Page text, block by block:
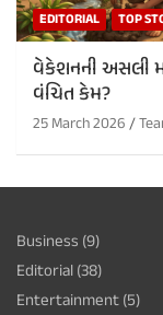
EDITORIAL TOP
વેકેશનની અસલી
વંચિત કેમ?
25 March 2026
Business (9)
Editorial(38)
Entertainment(5)